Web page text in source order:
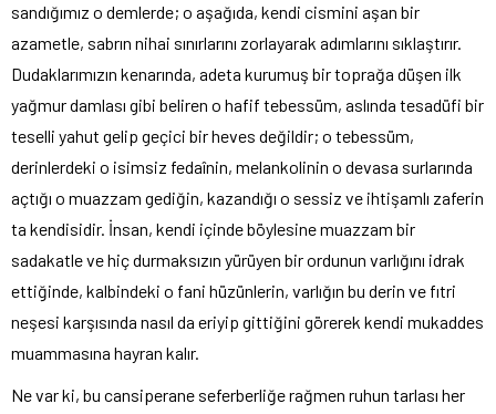
sandığımız o demlerde; o aşağıda, kendi cismini aşan bir
azametle, sabrın nihai sınırlarını zorlayarak adımlarını sıklaştırır.
Dudaklarımızın kenarında, adeta kurumuş bir toprağa düşen ilk
yağmur damlası gibi beliren o hafif tebessüm, aslında tesadüfi bir
teselli yahut gelip geçici bir heves değildir; o tebessüm,
derinlerdeki o isimsiz fedaînin, melankolinin o devasa surlarında
açtığı o muazzam gediğin, kazandığı o sessiz ve ihtişamlı zaferin
ta kendisidir. İnsan, kendi içinde böylesine muazzam bir
sadakatle ve hiç durmaksızın yürüyen bir ordunun varlığını idrak
ettiğinde, kalbindeki o fani hüzünlerin, varlığın bu derin ve fıtri
neşesi karşısında nasıl da eriyip gittiğini görerek kendi mukaddes
muammasına hayran kalır.
Ne var ki, bu cansiperane seferberliğe rağmen ruhun tarlası her